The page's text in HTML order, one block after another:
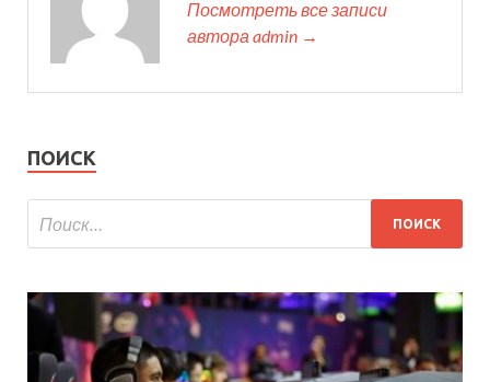
Посмотреть все записи
автора admin →
ПОИСК